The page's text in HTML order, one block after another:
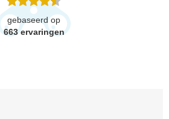
gebaseerd op
663 ervaringen